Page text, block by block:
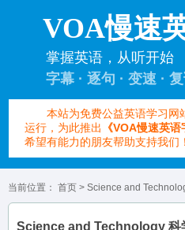
VOA慢速
掌握英语，从听开始
字幕 · 逐句 · 变速 ·
本站为免费公益英语学习网
运行，为此推出
《VOA慢速英
希望有能力的朋友帮助支持我们
当前位置： 首页 > Science and
Science and Technology 科